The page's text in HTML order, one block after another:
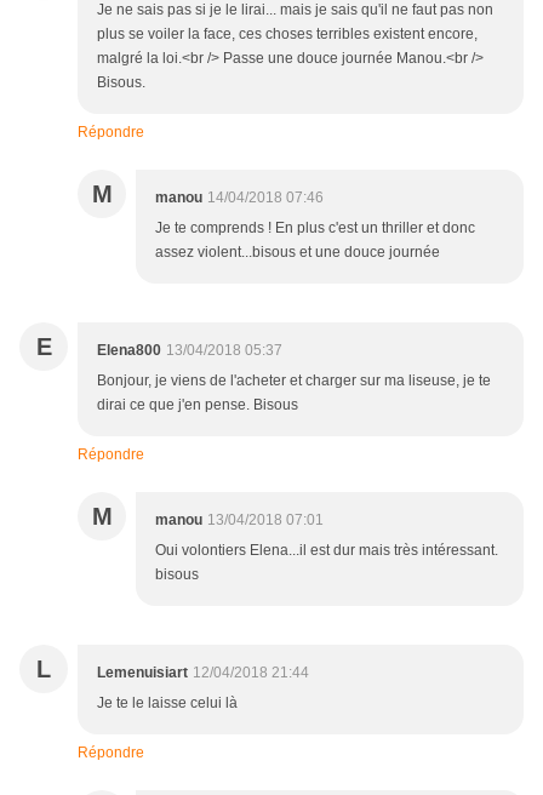
Je ne sais pas si je le lirai... mais je sais qu'il ne faut pas non
plus se voiler la face, ces choses terribles existent encore,
malgré la loi.<br /> Passe une douce journée Manou.<br />
Bisous.
Répondre
M manou 14/04/2018 07:46
Je te comprends ! En plus c'est un thriller et donc
assez violent...bisous et une douce journée
E Elena800 13/04/2018 05:37
Bonjour, je viens de l'acheter et charger sur ma liseuse, je te
dirai ce que j'en pense. Bisous
Répondre
M manou 13/04/2018 07:01
Oui volontiers Elena...il est dur mais très intéressant.
bisous
L Lemenuisiart 12/04/2018 21:44
Je te le laisse celui là
Répondre